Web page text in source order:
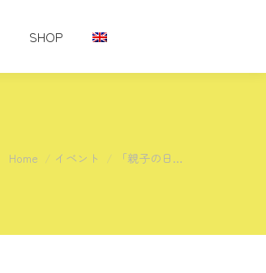
SHOP
You are here:
Home イベント 「親子の日…